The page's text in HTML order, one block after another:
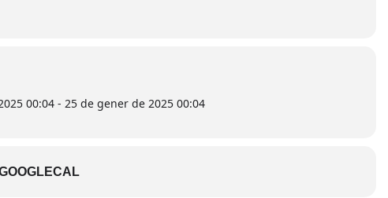
00:04 - 25 de gener de 2025 00:04